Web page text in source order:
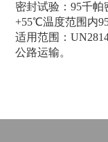
密封试验：95千
+55℃温度范围内
适用范围：
公路运输。